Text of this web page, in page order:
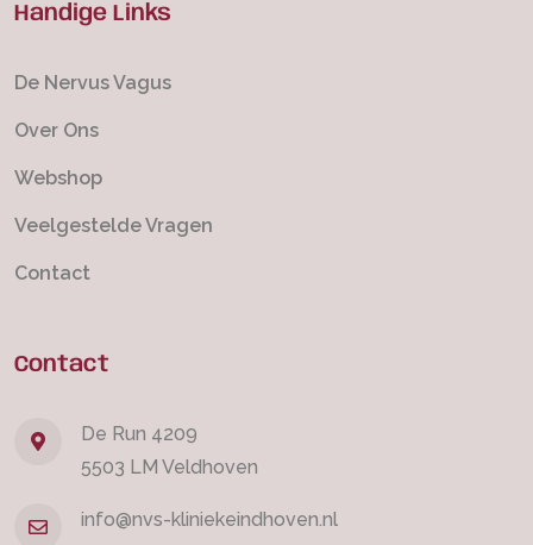
Handige Links
De Nervus Vagus
Over Ons
Webshop
Veelgestelde Vragen
Contact
Contact
De Run 4209
5503 LM Veldhoven
info@nvs-kliniekeindhoven.nl